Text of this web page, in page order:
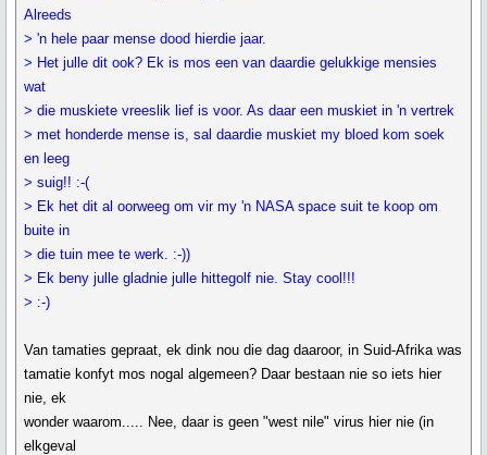
Alreeds
> 'n hele paar mense dood hierdie jaar.
> Het julle dit ook? Ek is mos een van daardie gelukkige mensies
wat
> die muskiete vreeslik lief is voor. As daar een muskiet in 'n vertrek
> met honderde mense is, sal daardie muskiet my bloed kom soek
en leeg
> suig!! :-(
> Ek het dit al oorweeg om vir my 'n NASA space suit te koop om
buite in
> die tuin mee te werk. :-))
> Ek beny julle gladnie julle hittegolf nie. Stay cool!!!
> :-)
Van tamaties gepraat, ek dink nou die dag daaroor, in Suid-Afrika was
tamatie konfyt mos nogal algemeen? Daar bestaan nie so iets hier
nie, ek
wonder waarom..... Nee, daar is geen "west nile" virus hier nie (in
elkgeval